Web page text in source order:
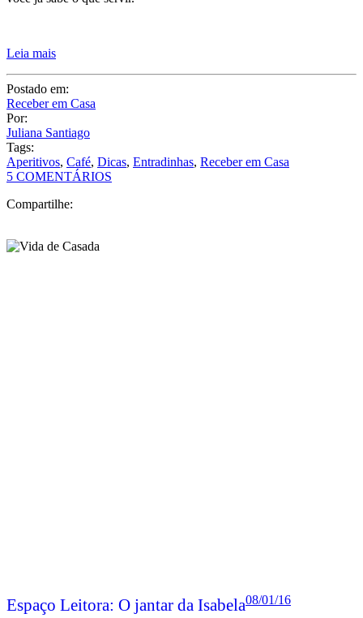
Leia mais
Postado em:
Receber em Casa
Por:
Juliana Santiago
Tags:
Aperitivos, Café, Dicas, Entradinhas, Receber em Casa
5 COMENTÁRIOS
Compartilhe:
Espaço Leitora: O jantar da Isabela08/01/16